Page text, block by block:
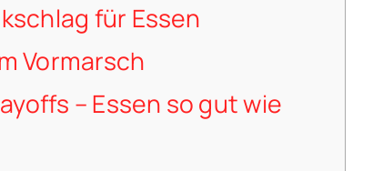
für Essen
Vormarsch
– Essen so gut wie